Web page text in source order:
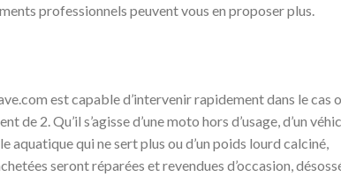
professionnels peuvent vous en proposer plus.
est capable d’intervenir rapidement dans le cas
2. Qu’il s’agisse d’une moto hors d’usage, d’un
aquatique qui ne sert plus ou d’un poids lourd calciné,
seront réparées et revendues d’occasion,